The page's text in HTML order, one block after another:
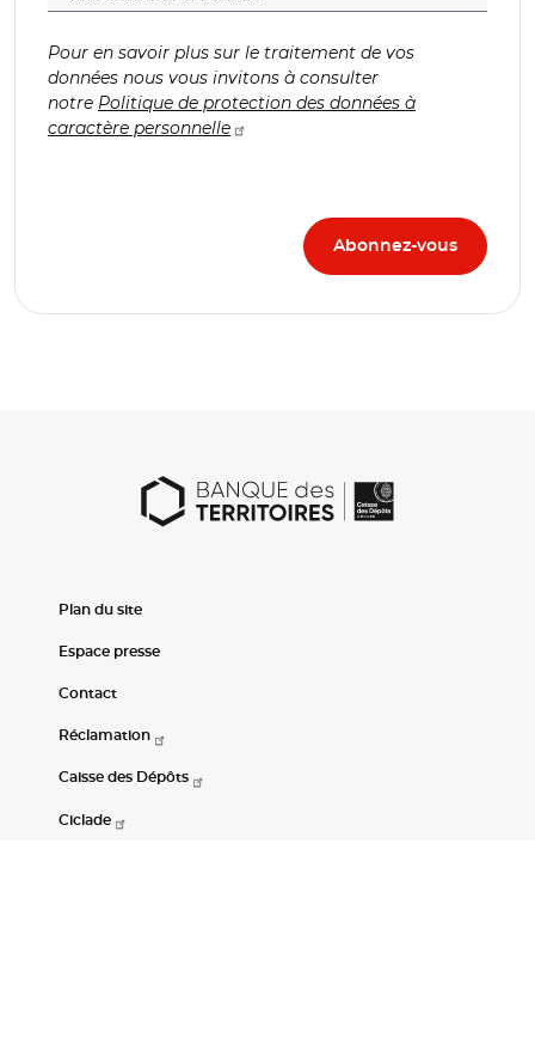
Pour en savoir plus sur le traitement de vos
données nous vous invitons à consulter
notre Politique de protection des données à
caractère personnelle
Plan du site
Espace presse
Contact
Réclamation
Caisse des Dépôts
Ciclade